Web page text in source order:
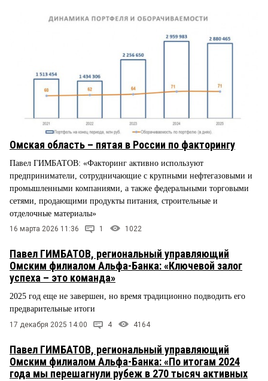
Омская область – пятая в России по факторингу
Павел ГИМБАТОВ: «Факторинг активно используют
предприниматели, сотрудничающие с крупными нефтегазовыми и
промышленными компаниями, а также федеральными торговыми
сетями, продающими продукты питания, строительные и
отделочные материалы»
16 марта 2026 11:36 1 1022
Павел ГИМБАТОВ, региональный управляющий
Омским филиалом Альфа-Банка: «Ключевой залог
успеха – это команда»
2025 год еще не завершен, но время традиционно подводить его
предварительные итоги
17 декабря 2025 14:00 4 4164
Павел ГИМБАТОВ, региональный управляющий
Омским филиалом Альфа-Банка: «По итогам 2024
года мы перешагнули рубеж в 270 тысяч активных